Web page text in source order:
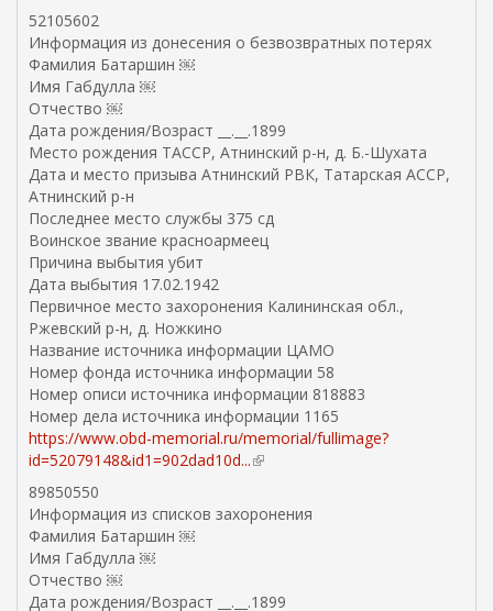
н
я
с
ы
л
к
а
)
52105602
Информация из донесения о безвозвратных потерях
Фамилия Батаршин ￼
Имя Габдулла ￼
Отчество ￼
Дата рождения/Возраст __.__.1899
Место рождения ТАССР, Атнинский р-н, д. Б.-Шухата
Дата и место призыва Атнинский РВК, Татарская АССР,
Атнинский р-н
Последнее место службы 375 сд
Воинское звание красноармеец
Причина выбытия убит
Дата выбытия 17.02.1942
Первичное место захоронения Калининская обл.,
Ржевский р-н, д. Ножкино
Название источника информации ЦАМО
Номер фонда источника информации 58
Номер описи источника информации 818883
Номер дела источника информации 1165
https://www.obd-memorial.ru/memorial/fullimage?
id=52079148&id1=902dad10d...(
е
я
89850550
Информация из списков захоронения
Фамилия Батаршин ￼
Имя Габдулла ￼
Отчество ￼
Дата рождения/Возраст __.__.1899